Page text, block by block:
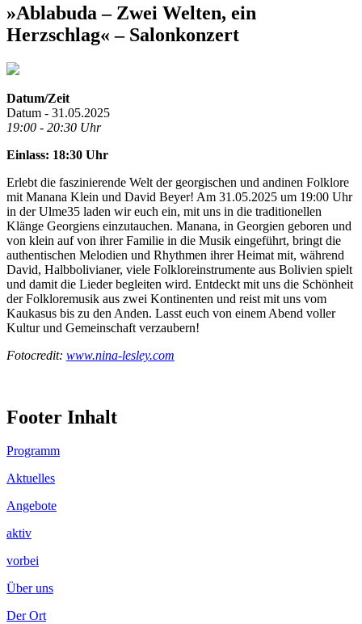
»Ablabuda – Zwei Welten, ein
Herzschlag« – Salonkonzert
Datum/Zeit
Datum - 31.05.2025
19:00 - 20:30 Uhr
Einlass: 18:30 Uhr
Erlebt die faszinierende Welt der georgischen und andinen Folklore
mit Manana Klein und David Beyer! Am 31.05.2025 um 19:00 Uhr
in der Ulme35 laden wir euch ein, mit uns in die traditionellen
Klänge Georgiens einzutauchen. Manana, in Georgien geboren und
von klein auf von ihrer Familie in die Musik eingeführt, bringt die
authentischen Melodien und Rhythmen ihrer Heimat mit, während
David, Halbbolivianer, viele Folkloreinstrumente aus Bolivien spielt
und damit die Lieder begleiten wird. Entdeckt mit uns die Schönheit
der Folkloremusik aus zwei Kontinenten und reist mit uns vom
Kaukasus bis zu den Anden. Lasst euch von einem Abend voller
Kultur und Gemeinschaft verzaubern!
Fotocredit: www.nina-lesley.com
Footer Inhalt
Programm
Aktuelles
Angebote
aktiv
vorbei
Über uns
Der Ort